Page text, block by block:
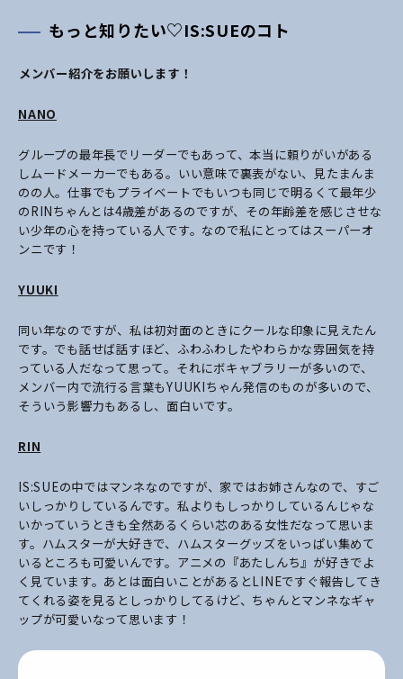
もっと知りたい♡IS:SUEのコト
――メンバー紹介をお願いします！
NANO
グループの最年長でリーダーでもあって、本当に頼りがいがある
しムードメーカーでもある。いい意味で裏表がない、見たまんま
のの人。仕事でもプライベートでもいつも同じで明るくて最年少
のRINちゃんとは4歳差があるのですが、その年齢差を感じさせな
い少年の心を持っている人です。なので私にとってはスーパーオ
ンニです！
YUUKI
同い年なのですが、私は初対面のときにクールな印象に見えたん
です。でも話せば話すほど、ふわふわしたやわらかな雰囲気を持
っている人だなって思って。それにボキャブラリーが多いので、
メンバー内で流行る言葉もYUUKIちゃん発信のものが多いので、
そういう影響力もあるし、面白いです。
RIN
IS:SUEの中ではマンネなのですが、家ではお姉さんなので、すご
いしっかりしているんです。私よりもしっかりしているんじゃな
いかっていうときも全然あるくらい芯のある女性だなって思いま
す。ハムスターが大好きで、ハムスターグッズをいっぱい集めて
いるところも可愛いんです。アニメの『あたしんち』が好きでよ
く見ています。あとは面白いことがあるとLINEですぐ報告してき
てくれる姿を見るとしっかりしてるけど、ちゃんとマンネなギャ
ップが可愛いなって思います！